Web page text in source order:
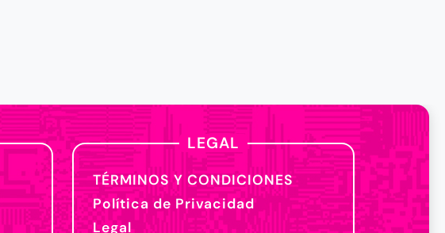
LEGAL
TÉRMINOS Y CONDICIONES
Política de Privacidad
Legal